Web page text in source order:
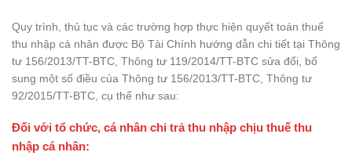
Quy trình, thủ tục và các trường hợp thực hiện quyết toán thuế
thu nhập cá nhân được Bộ Tài Chính hướng dẫn chi tiết tại Thông
tư 156/2013/TT-BTC, Thông tư 119/2014/TT-BTC sửa đổi, bổ
sung một số điều của Thông tư 156/2013/TT-BTC, Thông tư
92/2015/TT-BTC, cụ thể như sau:
Đối với tổ chức, cá nhân chi trả thu nhập chịu thuế thu
nhập cá nhân: